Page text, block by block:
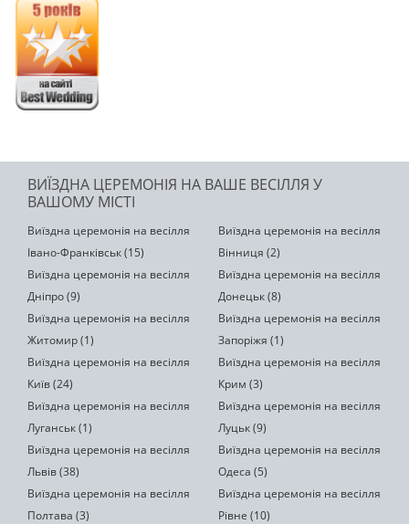
ВИЇЗДНА ЦЕРЕМОНІЯ НА ВАШЕ ВЕСІЛЛЯ У
ВАШОМУ МІСТІ
Виїздна церемонія на весілля
Івано-Франківськ (15)
Виїздна церемонія на весілля
Вінниця (2)
Виїздна церемонія на весілля
Дніпро (9)
Виїздна церемонія на весілля
Донецьк (8)
Виїздна церемонія на весілля
Житомир (1)
Виїздна церемонія на весілля
Запоріжя (1)
Виїздна церемонія на весілля
Київ (24)
Виїздна церемонія на весілля
Крим (3)
Виїздна церемонія на весілля
Луганськ (1)
Виїздна церемонія на весілля
Луцьк (9)
Виїздна церемонія на весілля
Львів (38)
Виїздна церемонія на весілля
Одеса (5)
Виїздна церемонія на весілля
Полтава (3)
Виїздна церемонія на весілля
Рівне (10)